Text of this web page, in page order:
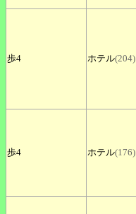
歩4 ホテル(204)
歩4 ホテル(176)